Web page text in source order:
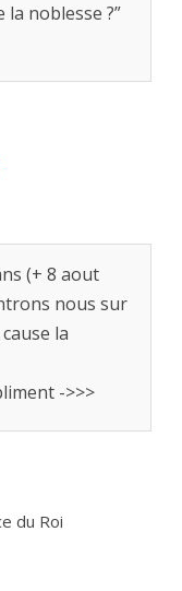
la noblesse ?”
(+ 8 aout
nous sur
la
->>>
du Roi